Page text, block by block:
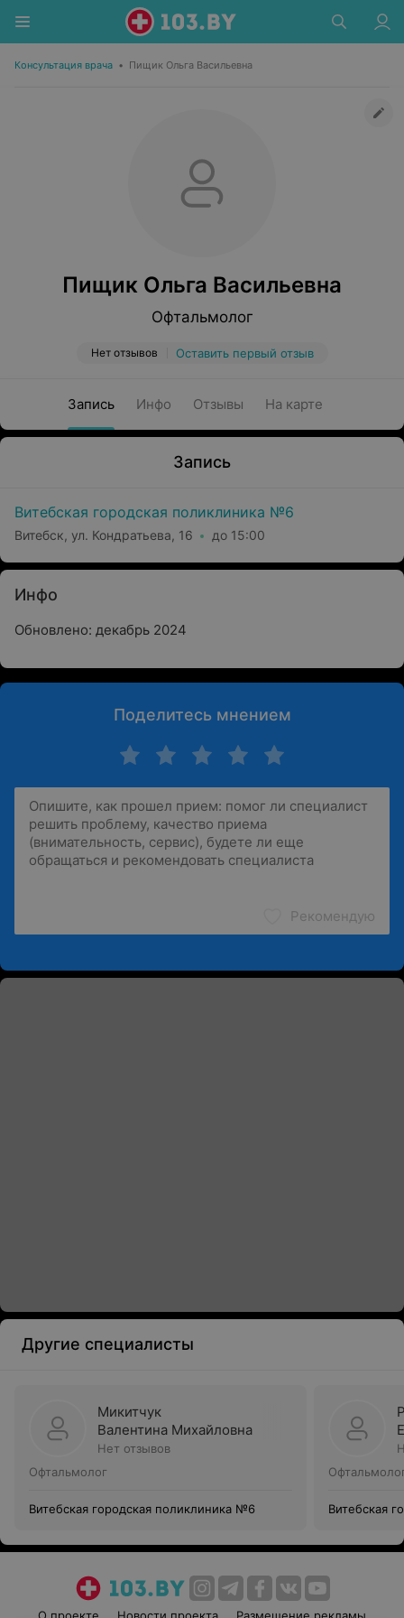
Консультация врача • Пищик Ольга Васильевна
Пищик Ольга Васильевна
Офтальмолог
Нет отзывов Оставить первый отзыв
Запись Инфо Отзывы На карте
Запись
Витебская городская поликлиника №6
Витебск, ул. Кондратьева, 16 до 15:00
Инфо
Обновлено: декабрь 2024
Поделитесь мнением
Рекомендую
Другие специалисты
Микитчук
Валентина Михайловна
Нет отзывов
Офтальмолог
Витебская городская поликлиника №6 Витебская